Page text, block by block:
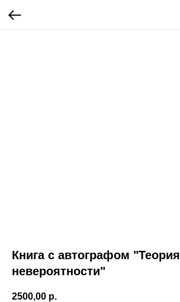
Книга с автографом "Теория
невероятности"
2500,00 р.